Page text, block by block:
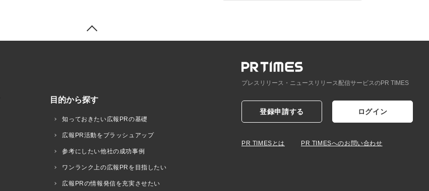
目的から探す
知っておきたい広報PRの基礎
広報PR活動をブラッシュアップ
参考にしたい他社の成功事例
ワンランク上の広報PRを目指したい
広報PRの情報発信を充実させたい
プレスリリース・ニュースリリース配信サービスのPR TIMES
登録申請する ログイン
PR TIMESとは PR TIMESへのお問い合わせ